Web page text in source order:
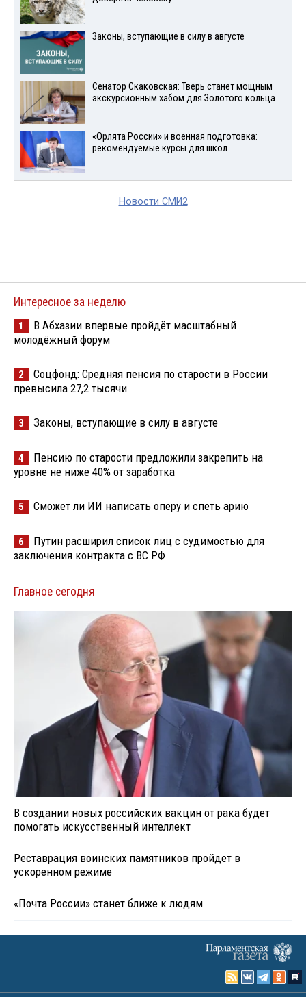
Законы, вступающие в силу в августе
Сенатор Скаковская: Тверь станет мощным
экскурсионным хабом для Золотого кольца
«Орлята России» и военная подготовка:
рекомендуемые курсы для школ
Новости СМИ2
Интересное за неделю
1
В Абхазии впервые пройдёт масштабный
молодёжный форум
2
Соцфонд: Средняя пенсия по старости в России
превысила 27,2 тысячи
3 Законы, вступающие в силу в августе
4
Пенсию по старости предложили закрепить на
уровне не ниже 40% от заработка
5 Сможет ли ИИ написать оперу и спеть арию
6
Путин расширил список лиц с судимостью для
заключения контракта с ВС РФ
Главное сегодня
В создании новых российских вакцин от рака будет
помогать искусственный интеллект
Реставрация воинских памятников пройдет в
ускоренном режиме
«Почта России» станет ближе к людям